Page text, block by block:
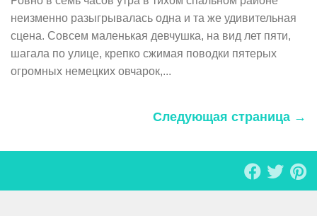
неизменно разыгрывалась одна и та же удивительная
сцена. Совсем маленькая девчушка, на вид лет пяти,
шагала по улице, крепко сжимая поводки пятерых
огромных немецких овчарок,...
Следующая страница →